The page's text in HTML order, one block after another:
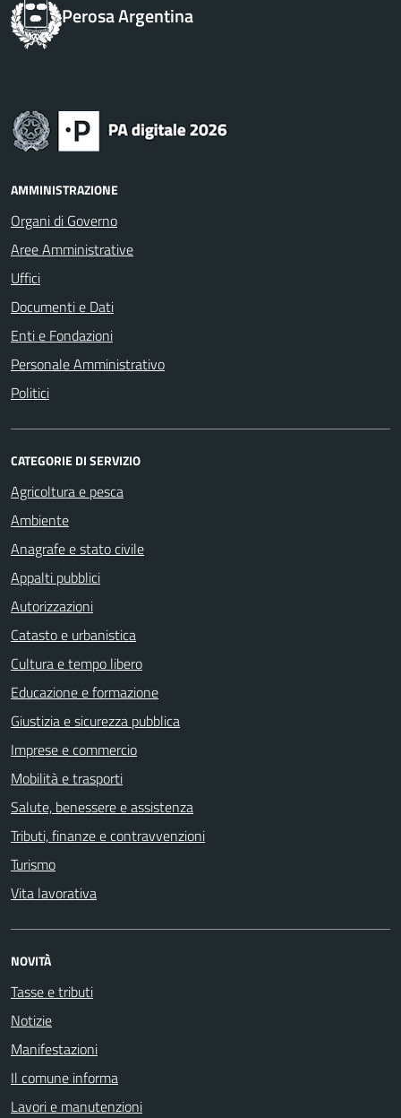
Perosa Argentina
AMMINISTRAZIONE
Organi di Governo
Aree Amministrative
Uffici
Documenti e Dati
Enti e Fondazioni
Personale Amministrativo
Politici
CATEGORIE DI SERVIZIO
Agricoltura e pesca
Ambiente
Anagrafe e stato civile
Appalti pubblici
Autorizzazioni
Catasto e urbanistica
Cultura e tempo libero
Educazione e formazione
Giustizia e sicurezza pubblica
Imprese e commercio
Mobilità e trasporti
Salute, benessere e assistenza
Tributi, finanze e contravvenzioni
Turismo
Vita lavorativa
NOVITÀ
Tasse e tributi
Notizie
Manifestazioni
Il comune informa
Lavori e manutenzioni